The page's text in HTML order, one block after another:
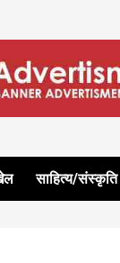
साहित्य/संस्कृति